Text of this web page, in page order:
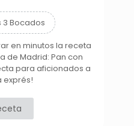
3 Bocados
en minutos la receta
de Madrid: Pan con
para aficionados a
exprés!